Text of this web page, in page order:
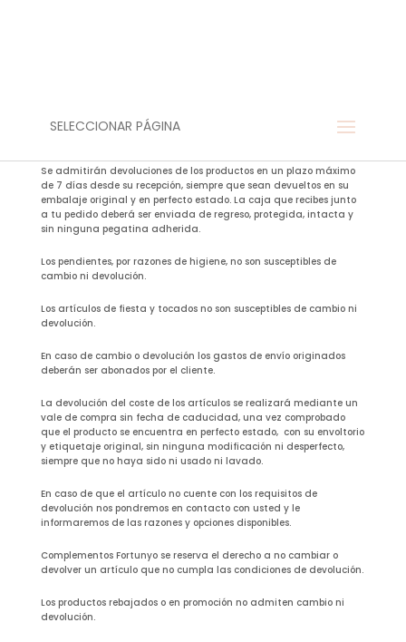
SELECCIONAR PÁGINA
Se admitirán devoluciones de los productos en un plazo máximo
de 7 días desde su recepción, siempre que sean devueltos en su
embalaje original y en perfecto estado. La caja que recibes junto
a tu pedido deberá ser enviada de regreso, protegida, intacta y
sin ninguna pegatina adherida.
Los pendientes, por razones de higiene, no son susceptibles de
cambio ni devolución.
Los artículos de fiesta y tocados no son susceptibles de cambio ni
devolución.
En caso de cambio o devolución los gastos de envío originados
deberán ser abonados por el cliente.
La devolución del coste de los artículos se realizará mediante un
vale de compra sin fecha de caducidad, una vez comprobado
que el producto se encuentra en perfecto estado, con su envoltorio
y etiquetaje original, sin ninguna modificación ni desperfecto,
siempre que no haya sido ni usado ni lavado.
En caso de que el artículo no cuente con los requisitos de
devolución nos pondremos en contacto con usted y le
informaremos de las razones y opciones disponibles.
Complementos Fortunyo se reserva el derecho a no cambiar o
devolver un artículo que no cumpla las condiciones de devolución.
Los productos rebajados o en promoción no admiten cambio ni
devolución.